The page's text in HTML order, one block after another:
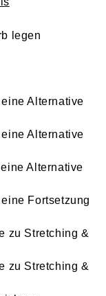
legen
Alternative
Alternative
Alternative
Fortsetzung
zu Stretching &
zu Stretching &